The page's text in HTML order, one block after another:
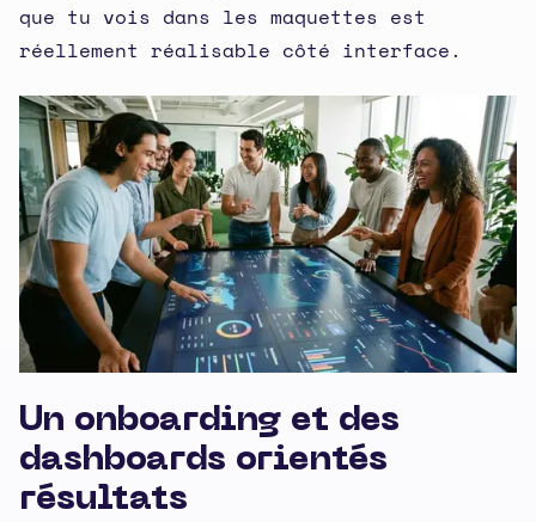
que tu vois dans les maquettes est
réellement réalisable côté interface.
Un onboarding et des
dashboards orientés
résultats